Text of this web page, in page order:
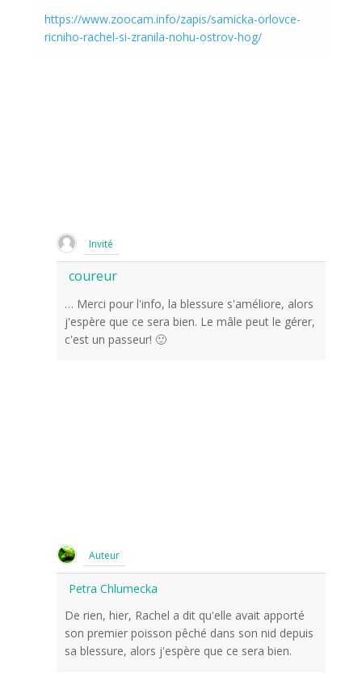
https://www.zoocam.info/zapis/samicka-orlovce-
ricniho-rachel-si-zranila-nohu-ostrov-hog/
Invité
coureur
… Merci pour l'info, la blessure s'améliore, alors
j'espère que ce sera bien. Le mâle peut le gérer,
c'est un passeur! 🙂
Auteur
Petra Chlumecka
De rien, hier, Rachel a dit qu'elle avait apporté
son premier poisson pêché dans son nid depuis
sa blessure, alors j'espère que ce sera bien.